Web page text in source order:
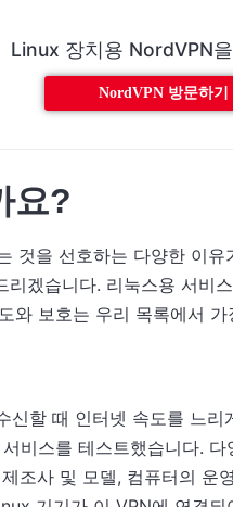
Linux 장치용 NordVPN
NordVPN 방문하기
요?
것을 선호하는 다양한 이유
겠습니다. 리눅스용 서비
와 보호는 우리 목록에서 가
할 때 인터넷 속도를 느리
비스를 테스트했습니다.
조사 및 모델, 컴퓨터의 운